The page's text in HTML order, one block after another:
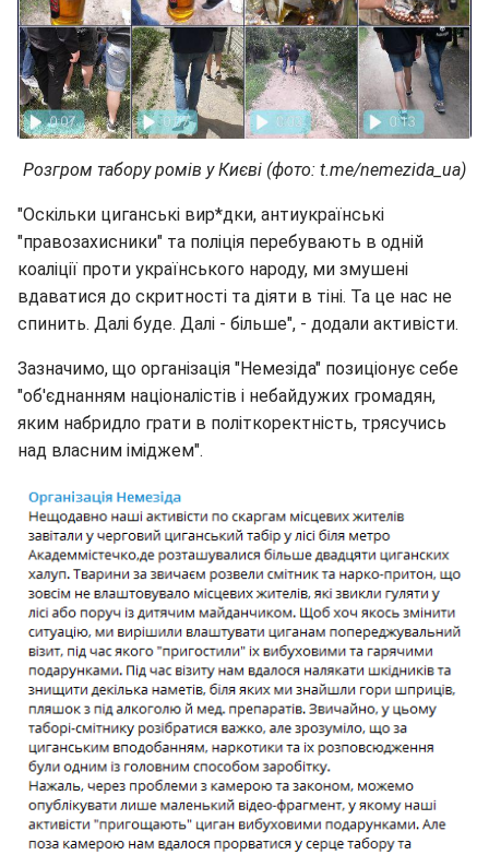
Розгром табору ромів у Києві (фото: t.me/nemezida_ua)
"Оскільки циганські вир*дки, антиукраїнські
"правозахисники" та поліція перебувають в одній
коаліції проти українського народу, ми змушені
вдаватися до скритності та діяти в тіні. Та це нас не
спинить. Далі буде. Далі - більше", - додали активісти.
Зазначимо, що організація "Немезіда" позиціонує себе
"об'єднанням націоналістів і небайдужих громадян,
яким набридло грати в політкоректність, трясучись
над власним іміджем".